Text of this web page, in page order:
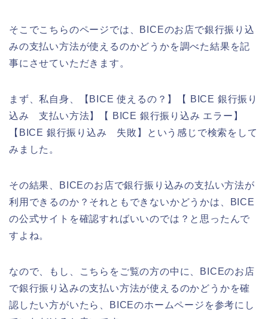
そこでこちらのページでは、BICEのお店で銀行振り込
みの支払い方法が使えるのかどうかを調べた結果を記
事にさせていただきます。
まず、私自身、【BICE 使えるの？】【 BICE 銀行振り
込み 支払い方法】【 BICE 銀行振り込み エラー】
【BICE 銀行振り込み 失敗】という感じで検索をして
みました。
その結果、BICEのお店で銀行振り込みの支払い方法が
利用できるのか？それともできないかどうかは、BICE
の公式サイトを確認すればいいのでは？と思ったんで
すよね。
なので、もし、こちらをご覧の方の中に、BICEのお店
で銀行振り込みの支払い方法が使えるのかどうかを確
認したい方がいたら、BICEのホームページを参考にし